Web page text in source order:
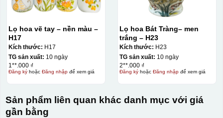
Đây là giấy decal đã in xong, đang chờ khô để cắt dán
lên gốm sứ
sứ, thợ sẽ cắt thủ công các miếng logo ra, sau đó thấp
nước và trượt nhẹ lên gốm sứ để tem decal dính tạm lên
Lọ hoa vẽ tay – nền màu –
H17
Kích thước: H17
TG sản xuất: 10 ngày
1**.000 ₫
Đăng kýhoặc Đăng nhậpđể xem giá
Lọ hoa Bát Tràng– men
trắng – H23
Kích thước: H23
TG sản xuất: 10 ngày
2**.000 ₫
Đăng kýhoặc Đăng nhậpđể xem giá
Sản phẩm liên quan khác danh mục với giá
gần bằng